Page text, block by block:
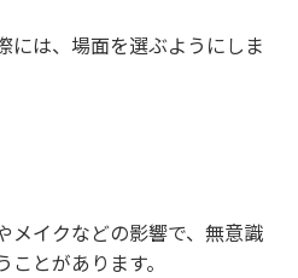
には、場面を選ぶようにしま
メイクなどの影響で、無意識
とがあります。